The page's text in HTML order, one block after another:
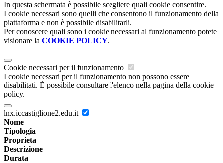
In questa schermata è possibile scegliere quali cookie consentire.
I cookie necessari sono quelli che consentono il funzionamento della
piattaforma e non è possibile disabilitarli.
Per conoscere quali sono i cookie necessari al funzionamento potete
visionare la COOKIE POLICY.
Cookie necessari per il funzionamento
I cookie necessari per il funzionamento non possono essere
disabilitati. È possibile consultare l'elenco nella pagina della cookie
policy.
lnx.iccastiglione2.edu.it
Nome
Tipologia
Proprieta
Descrizione
Durata